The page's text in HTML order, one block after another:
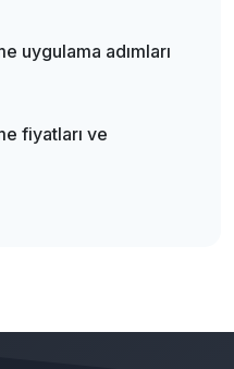
uygulama adımları
fiyatları ve